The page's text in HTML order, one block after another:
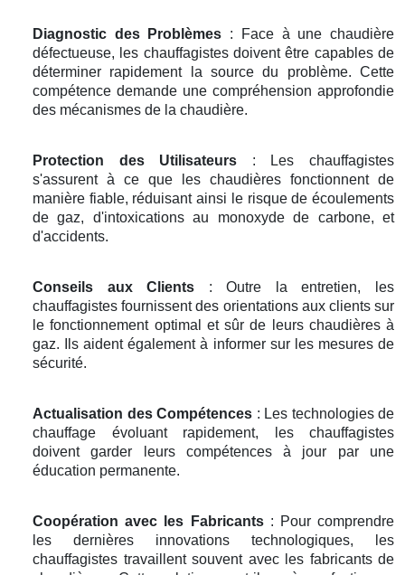
Diagnostic des Problèmes : Face à une chaudière
défectueuse, les chauffagistes doivent être capables de
déterminer rapidement la source du problème. Cette
compétence demande une compréhension approfondie
des mécanismes de la chaudière.
Protection des Utilisateurs : Les chauffagistes
s'assurent à ce que les chaudières fonctionnent de
manière fiable, réduisant ainsi le risque de écoulements
de gaz, d'intoxications au monoxyde de carbone, et
d'accidents.
Conseils aux Clients : Outre la entretien, les
chauffagistes fournissent des orientations aux clients sur
le fonctionnement optimal et sûr de leurs chaudières à
gaz. Ils aident également à informer sur les mesures de
sécurité.
Actualisation des Compétences : Les technologies de
chauffage évoluant rapidement, les chauffagistes
doivent garder leurs compétences à jour par une
éducation permanente.
Coopération avec les Fabricants: Pour comprendre
les dernières innovations technologiques, les
chauffagistes travaillent souvent avec les fabricants de